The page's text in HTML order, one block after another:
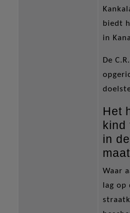
biedt
in
De
Het
kind
in
Waar
lag op